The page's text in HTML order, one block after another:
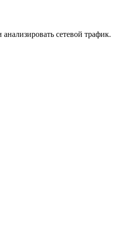
сетевой трафик.